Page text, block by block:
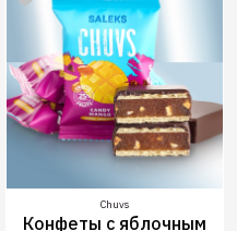
Chuvs
Конфеты с яблочным